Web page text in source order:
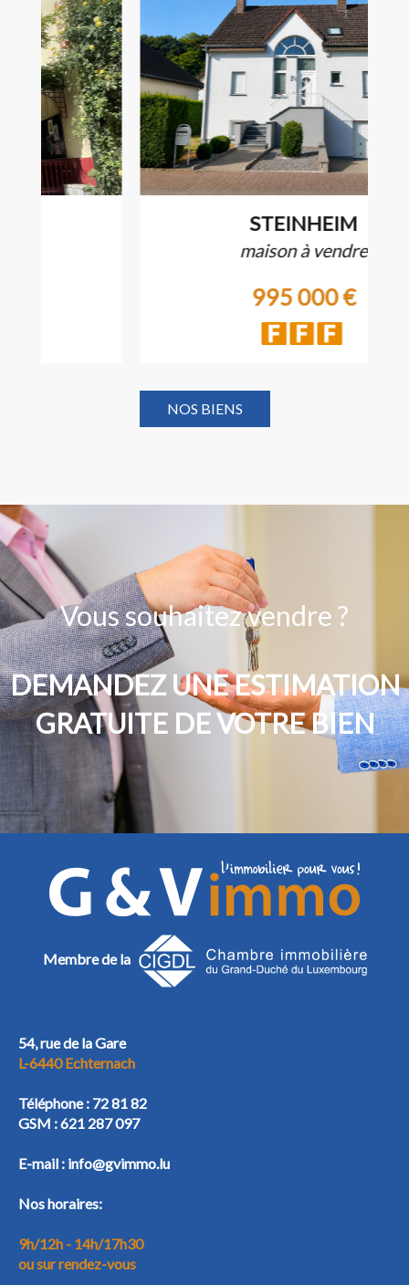
STEINHEIM
maison à vendre
995 000 €
NOS BIENS
Vous souhaitez vendre ?
DEMANDEZ UNE ESTIMATION
GRATUITE DE VOTRE BIEN
Membre de la
54, rue de la Gare
L-6440 Echternach
Téléphone : 72 81 82
GSM :621 287 097
E-mail : info@gvimmo.lu
Nos horaires:
9h/12h - 14h/17h30
ou sur rendez-vous